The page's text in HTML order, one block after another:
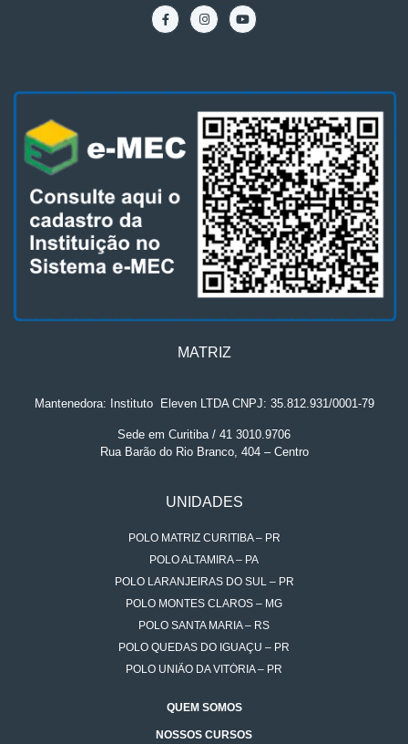
MATRIZ
Mantenedora: Instituto. Eleven LTDA CNPJ: 35.812.931/0001-79
Sede em Curitiba / 41 3010.9706
Rua Barão do Rio Branco, 404 – Centro
UNIDADES
POLO MATRIZ CURITIBA – PR
POLO ALTAMIRA – PA
POLO LARANJEIRAS DO SUL – PR
POLO MONTES CLAROS – MG
POLO SANTA MARIA – RS
POLO QUEDAS DO IGUAÇU – PR
POLO UNIÃO DA VITÓRIA – PR
QUEM SOMOS
NOSSOS CURSOS